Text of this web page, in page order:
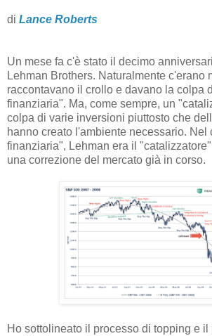
di Lance Roberts
Un mese fa c'è stato il decimo
Lehman Brothers. Naturalmente c'erano
raccontavano il crollo e davano la colpa
finanziaria". Ma, come sempre, un
colpa di varie inversioni piuttosto che
hanno creato l'ambiente necessario. Nel
finanziaria", Lehman era il
una correzione del mercato già in corso.
Ho sottolineato il processo di topping e